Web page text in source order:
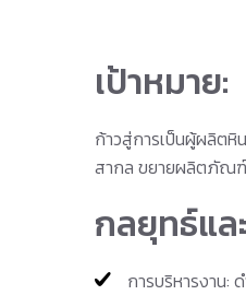
เป้าหมาย:
ก้าวสู่การเป็นผู้ผลิต
สากล ขยายผลิตภัณฑ์
กลยุทธ์แล
การบริหารงาน: